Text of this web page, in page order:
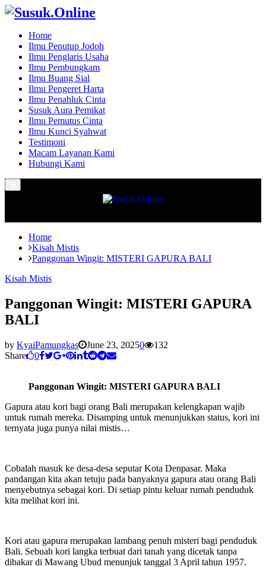
Home
Ilmu Penutup Jodoh
Ilmu Penglaris Usaha
Ilmu Pembungkam
Ilmu Buang Sial
Ilmu Pengeret Harta
Ilmu Penahluk Cinta
Susuk Aura Pemikat
Ilmu Pemutus Cinta
Ilmu Kunci Syahwat
Testimoni
Macam Layanan Kami
Hubungi Kami
Menu
Home
Kisah Mistis
Panggonan Wingit: MISTERI GAPURA BALI
Kisah Mistis
Panggonan Wingit: MISTERI GAPURA
BALI
by KyaiPamungkas June 23, 20250
132
Share
0
Panggonan Wingit: MISTERI GAPURA BALI
Gapura atau kori bagi orang Bali merupakan kelengkapan wajib
untuk rumah mereka. Disamping untuk menunjukkan status, kori ini
ternyata juga punya nilai mistis…
Cobalah masuk ke desa-desa seputar Kota Denpasar. Maka
pandangan kita akan tetuju pada banyaknya gapura atau orang Bali
menyebutnya sebagai kori. Di setiap pintu keluar rumah penduduk
kita melihat kori ini.
Kori atau gapura merupakan lambang penuh misteri bagi penduduk
Bali. Sebuah kori langka terbuat dari tanah yang dicetak tanpa
dibakar di Mawang Ubud menunjuk tanggal 3 April tahun 1957.